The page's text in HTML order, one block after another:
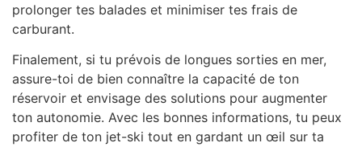
prolonger tes balades et minimiser tes frais de
carburant.
Finalement, si tu prévois de longues sorties en mer,
assure-toi de bien connaître la capacité de ton
réservoir et envisage des solutions pour augmenter
ton autonomie. Avec les bonnes informations, tu peux
profiter de ton jet-ski tout en gardant un œil sur ta